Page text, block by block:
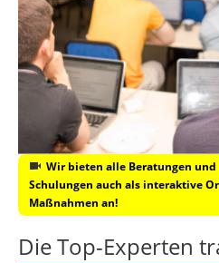
Wir bieten alle Beratungen und
Schulungen auch als interaktive
Maßnahmen an!
Die Top-Experten